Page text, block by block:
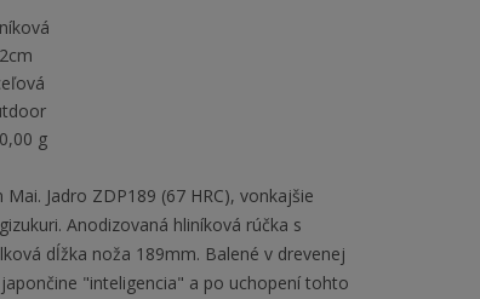
g
Jadro ZDP189 (67 HRC), vonkajšie
Anodizovaná hliníková rúčka s
dĺžka noža 189mm. Balené v drevenej
"inteligencia" a po uchopení tohto